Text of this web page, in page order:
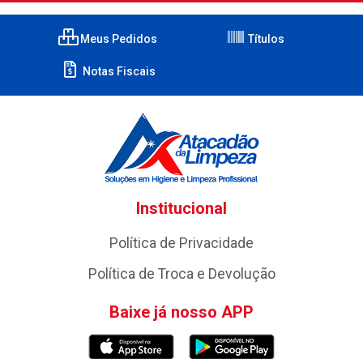
Meus Pedidos Títulos
Notas Fiscais
Institucional
Política de Privacidade
Política de Troca e Devolução
Baixe já nosso APP